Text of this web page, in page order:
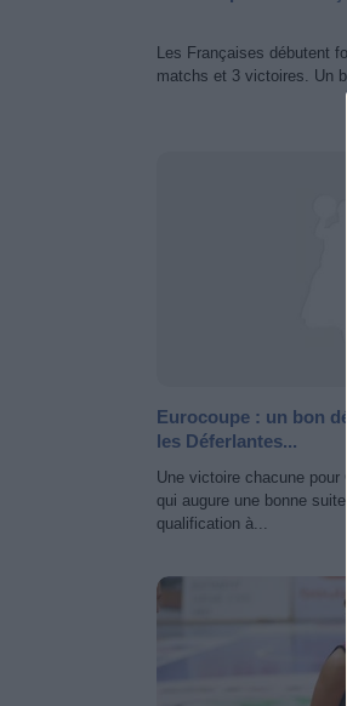
Les Françaises débutent
matchs et 3 victoires. Un
Eurocoupe : un bon
les Déferlantes...
Une victoire chacune pour
qui augure une bonne
qualification à...